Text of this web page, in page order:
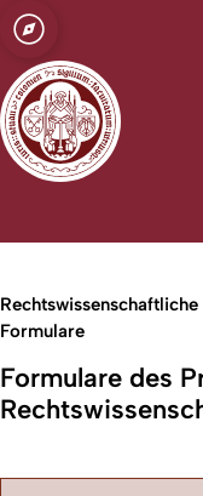
Open quicklink menu
Formulare
Formulare des